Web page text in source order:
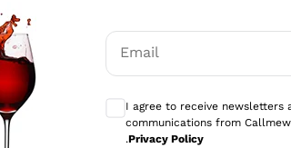
Email
I agree to receive newsletters
communications from
.Privacy Policy